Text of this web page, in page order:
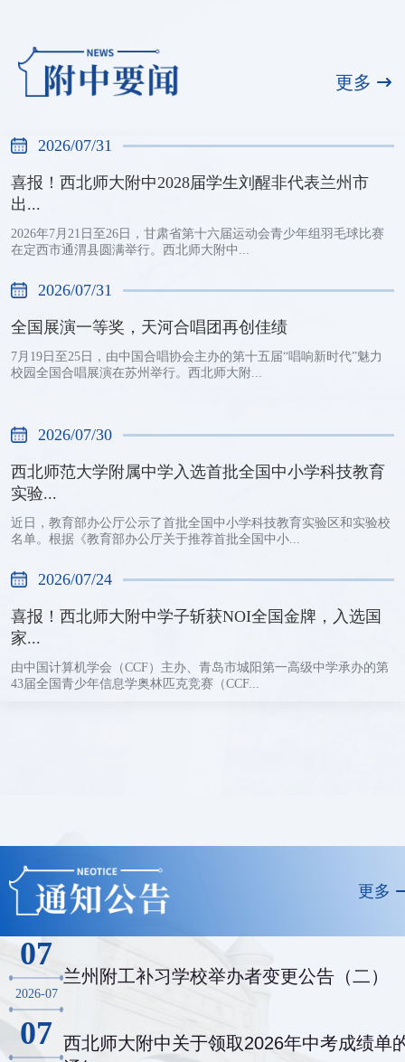
更多
全国展演一等奖，天河合唱团再创佳绩
2026/07/31
2026/07/31
喜报！西北师大附中2028届学生刘醒非代表兰州市
出...
2026年7月21日至26日，甘肃省第十六届运动会青少年组羽毛球比赛
在定西市通渭县圆满举行。西北师大附中...
2026/07/31
全国展演一等奖，天河合唱团再创佳绩
7月19日至25日，由中国合唱协会主办的第十五届“唱响新时代”魅力
校园全国合唱展演在苏州举行。西北师大附...
2026/07/30
西北师范大学附属中学入选首批全国中小学科技教育
实验...
近日，教育部办公厅公示了首批全国中小学科技教育实验区和实验校
名单。根据《教育部办公厅关于推荐首批全国中小...
2026/07/24
喜报！西北师大附中学子斩获NOI全国金牌，入选国
家...
由中国计算机学会（CCF）主办、青岛市城阳第一高级中学承办的第
43届全国青少年信息学奥林匹克竞赛（CCF...
更多
07
2026-07
兰州附工补习学校举办者变更公告（二）
07 西北师大附中关于领取2026年中考成绩单